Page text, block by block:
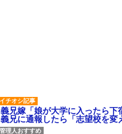
義兄嫁「娘が大学に入ったら
義兄に通報したら「志望校を変